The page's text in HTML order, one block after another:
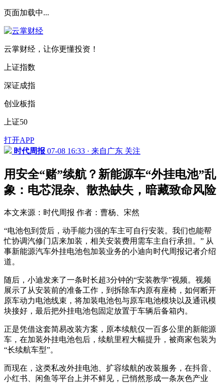
页面加载中...
云掌财经，让你更懂投资！
上证指数
深证成指
创业板指
上证50
打开APP
时代周报 07-08 16:33 · 来自广东 关注
用安全“赌”续航？新能源车“外挂电池”乱
象：电芯混杂、散热缺失，暗藏致命风险
本文来源：时代周报 作者：曹杨、宋然
“电池包到货后，动手能力强的车主可自行安装。我们也能帮
忙协调汽修门店来加装，相关安装费用需车主自行承担。” 从
事新能源汽车外挂电池包加装业务的小迪向时代周报记者介绍
道。
随后，小迪发来了一条时长超3分钟的“安装教学”视频。视频
展示了从安装前的准备工作，到拆除车内原有座椅，如何断开
原车动力电池线束，将加装电池包与原车电池模块以及通讯模
块接好，最后把外挂电池包固定放置于车辆后备箱内。
正是凭借这套简易改装方案，原本续航仅一百多公里的新能源
车，在加装外挂电池包后，续航里程大幅提升，被商家包装为
“长续航车型”。
而现在，这类私改外挂电池、扩容续航的改装服务，在抖音、
小红书、闲鱼等平台上并不鲜见，已悄然形成一条灰色产业